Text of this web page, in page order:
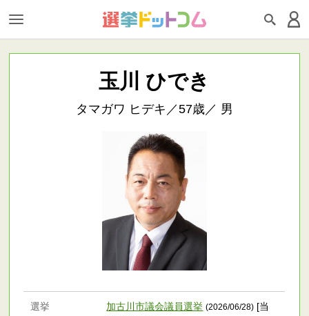
玉川 ひでき
タマガワ ヒデキ／57歳／ 男
選挙 加古川市議会議員選挙 (2026/06/28) [当